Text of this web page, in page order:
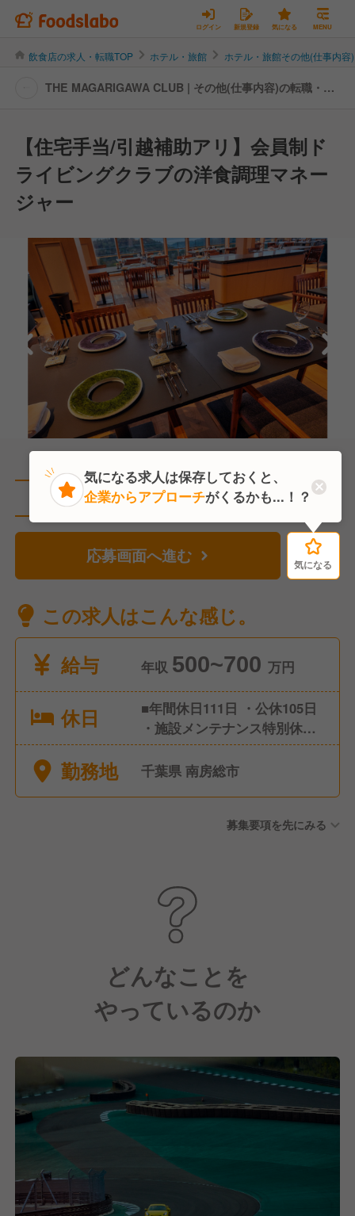
ログイン 新規登録 気になる MENU
飲食店の求人・転職TOP ホテル・旅館 ホテル・旅館その他(仕事内容)
THE MAGARIGAWA CLUB | その他(仕事内容)の転職・求
【住宅手当/引越補助アリ】会員制ド
ライビングクラブの洋食調理マネー
ジャー
直近6人がこの求人を検討中
応募画面へ進む 気になる
この求人はこんな感じ。
給与
年収 500~700 万円
休日
■年間休日111日 ・公休105日
・施設メンテナンス特別休暇3
日が年2回 ■週休２日制（シフ
ト制） ※土日祝休みではあり
・１年目：14日※入社月によ
慶弔休暇 ・特別休暇
勤務地 千葉県 南房総市
募集要項を先にみる
どんなことを
やっているのか
気になる
気になる求人は保存しておくと、
企業からアプローチがくるかも...！？